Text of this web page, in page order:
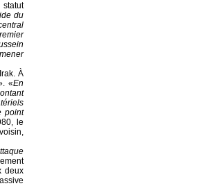
statut
du
À
«En
point
le
deux